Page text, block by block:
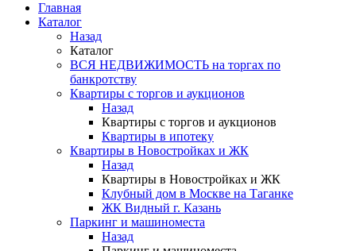
Главная
Каталог
Назад
Каталог
ВСЯ НЕДВИЖИМОСТЬ на торгах по
банкротству
Квартиры с торгов и аукционов
Назад
Квартиры с торгов и аукционов
Квартиры в ипотеку
Квартиры в Новостройках и ЖК
Назад
Квартиры в Новостройках и ЖК
Клубный дом в Москве на Таганке
ЖК Видный г. Казань
Паркинг и машиноместа
Назад